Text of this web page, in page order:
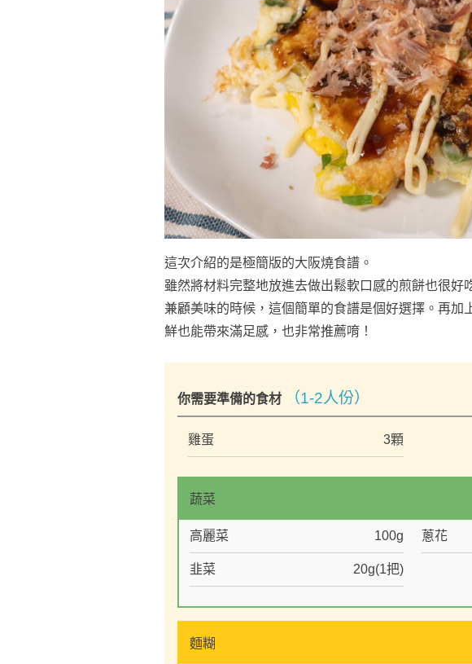
這次介紹的是極簡版的大阪燒食譜。
雖然將材料完整地放進去做出鬆軟口感的煎餅也很好
兼顧美味的時候，這個簡單的食譜是個好選擇。再加
鮮也能帶來滿足感，也非常推薦唷！
你需要準備的食材 （1-2人份）
雞蛋 3顆
蔬菜
高麗菜 100g 蔥花
韭菜 20g(1把)
麵糊